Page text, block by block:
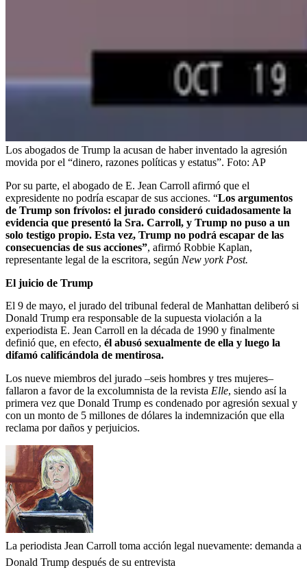
Los abogados de Trump la acusan de haber inventado la agresión
movida por el “dinero, razones políticas y estatus”. Foto: AP
Por su parte, el abogado de E. Jean Carroll afirmó que el
expresidente no podría escapar de sus acciones. “Los argumentos
de Trump son frívolos: el jurado consideró cuidadosamente la
evidencia que presentó la Sra. Carroll, y Trump no puso a un
solo testigo propio. Esta vez, Trump no podrá escapar de las
consecuencias de sus acciones”, afirmó Robbie Kaplan,
representante legal de la escritora, según New york Post.
El juicio de Trump
El 9 de mayo, el jurado del tribunal federal de Manhattan deliberó si
Donald Trump era responsable de la supuesta violación a la
experiodista E. Jean Carroll en la década de 1990 y finalmente
definió que, en efecto, él abusó sexualmente de ella y luego la
difamó calificándola de mentirosa.
Los nueve miembros del jurado –seis hombres y tres mujeres–
fallaron a favor de la excolumnista de la revista Elle, siendo así la
primera vez que Donald Trump es condenado por agresión sexual y
con un monto de 5 millones de dólares la indemnización que ella
reclama por daños y perjuicios.
La periodista Jean Carroll toma acción legal nuevamente: demanda a
Donald Trump después de su entrevista